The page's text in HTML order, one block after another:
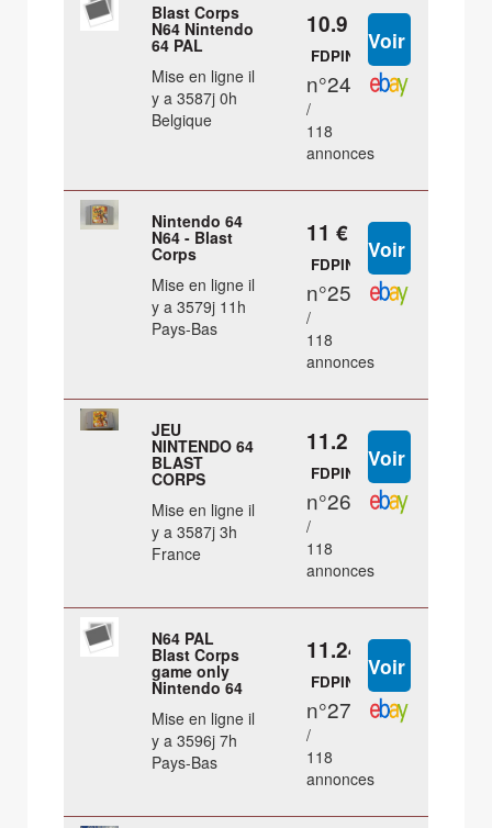
Blast Corps
N64 Nintendo
64 PAL
Mise en ligne il
y a 3587j 0h
Belgique
10.9 €
FDPIN
n°24
/
118
annonces
Nintendo 64
N64 - Blast
Corps
Mise en ligne il
y a 3579j 11h
Pays-Bas
11 €
FDPIN
n°25
/
118
annonces
JEU
NINTENDO 64
BLAST
CORPS
Mise en ligne il
y a 3587j 3h
France
11.2 €
FDPIN
n°26
/
118
annonces
N64 PAL
Blast Corps
game only
Nintendo 64
Mise en ligne il
y a 3596j 7h
Pays-Bas
11.24 €
FDPIN
n°27
/
118
annonces